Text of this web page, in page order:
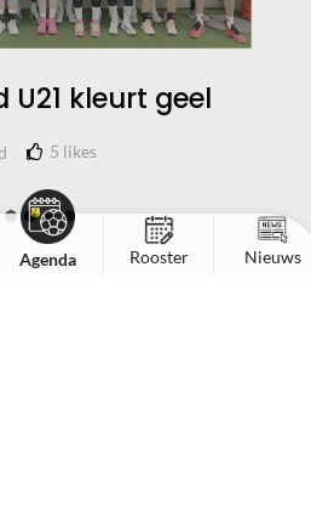
Agenda Rooster Nieuws
kleurt geel
5 likes